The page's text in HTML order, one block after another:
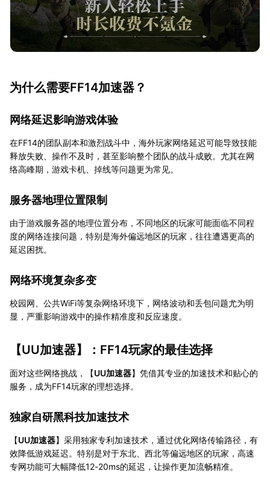
为什么需要FF14加速器？
网络延迟影响游戏体验
在FF14的团队副本和激烈战斗中，海外玩家网络延迟可能导致技能
释放失败、操作不及时，甚至影响整个团队的战斗成败。尤其在网
络高峰期，游戏卡机、掉线等问题更为常见。
服务器地理位置限制
由于游戏服务器的地理位置分布，不同地区的玩家可能面临不同程
度的网络连接问题，特别是海外偏远地区的玩家，往往遭遇更高的
延迟困扰。
网络环境复杂多变
校园网、公共WiFi等复杂网络环境下，网络波动和丢包问题尤为明
显，严重影响游戏中的操作精准度和反应速度。
【UU加速器】：FF14玩家的最佳选择
面对这些网络挑战，【UU加速器】凭借其专业的加速技术和贴心的
服务，成为FF14玩家的理想选择。
独家自研黑科技加速技术
【UU加速器】采用独家专利加速技术，通过优化网络传输路径，有
效降低游戏延迟。特别是对于东北、西北等偏远地区的玩家，高速
专网功能可大幅降低12-20ms的延迟，让操作更加流畅精准。